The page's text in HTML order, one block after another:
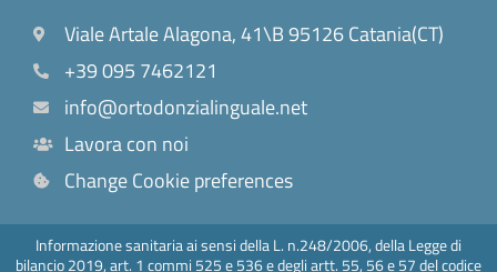
Viale Artale Alagona, 41\B 95126 Catania(CT)
+39 095 7462121
info@ortodonzialinguale.net
Lavora con noi
Change Cookie preferences
Informazione sanitaria ai sensi della L. n.248/2006, della Legge di
bilancio 2019, art. 1 commi 525 e 536 e degli artt. 55, 56 e 57 del codice